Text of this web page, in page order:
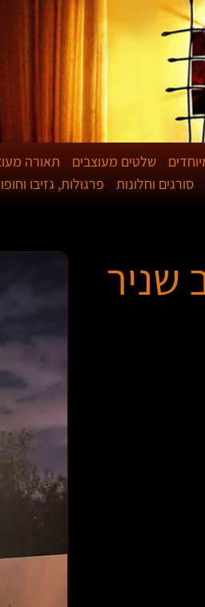
שלטים מעוצבים תאורה
סורגים וחלונות פרגולות, גזיבו
שניר